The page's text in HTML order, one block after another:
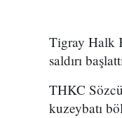
Tigray Halk
saldırı
THKC
kuzeybatı